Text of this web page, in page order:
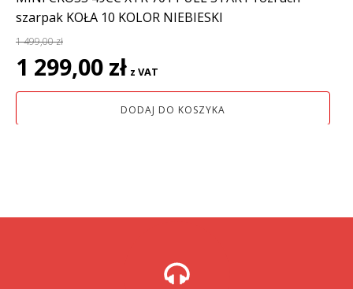
szarpak KOŁA 10 KOLOR NIEBIESKI
1 499,00zł
Pierwotna
cena
wynosiła:
1 299,00 zł cena
wynosi:
1
z VAT
DODAJ DO KOSZYKA